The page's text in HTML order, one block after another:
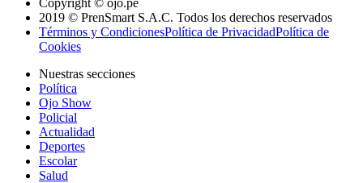
Copyright © ojo.pe
2019 © PrenSmart S.A.C. Todos los derechos reservados
Términos y CondicionesPolítica de PrivacidadPolítica de
Cookies
Nuestras secciones
Política
Ojo Show
Policial
Actualidad
Deportes
Escolar
Salud